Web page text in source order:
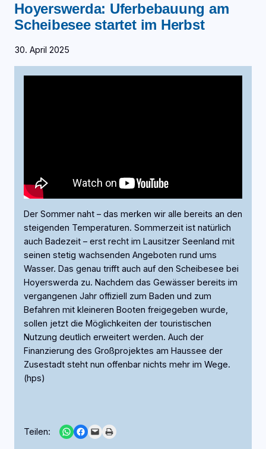
Hoyerswerda: Uferbebauung am
Scheibesee startet im Herbst
30. April 2025
Der Sommer naht – das merken wir alle bereits an den
steigenden Temperaturen. Sommerzeit ist natürlich
auch Badezeit – erst recht im Lausitzer Seenland mit
seinen stetig wachsenden Angeboten rund ums
Wasser. Das genau trifft auch auf den Scheibesee bei
Hoyerswerda zu. Nachdem das Gewässer bereits im
vergangenen Jahr offiziell zum Baden und zum
Befahren mit kleineren Booten freigegeben wurde,
sollen jetzt die Möglichkeiten der touristischen
Nutzung deutlich erweitert werden. Auch der
Finanzierung des Großprojektes am Haussee der
Zusestadt steht nun offenbar nichts mehr im Wege.
(hps)
Teilen: Share on WhatsApp
Share on Facebook
Email this PagePrint this Page